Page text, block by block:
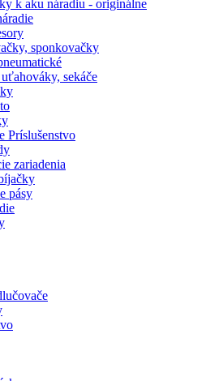
k aku náradiu - originálne
sponkovačky
sekáče
Príslušenstvo
zariadenia
pásy